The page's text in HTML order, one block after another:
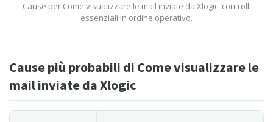
Cause per Come visualizzare le mail inviate da Xlogic: controlli
essenziali in ordine operativo.
Cause più probabili di Come visualizzare le
mail inviate da Xlogic